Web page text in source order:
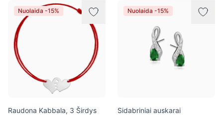
Prekės
Nuolaida -15%
Raudona Kabbala, 3 Širdys
Nuolaida -15%
Sidabriniai auskarai